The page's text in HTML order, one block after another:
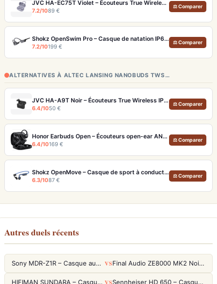
JVC HA-EC75T Violet – Écouteurs True Wireless Sport IP57 et 40h d'autonomie
7.2/1089 €
⚖ Comparer
Shokz OpenSwim Pro – Casque de natation IP68 avec MP3 32 Go et Bluetooth
7.2/10199 €
⚖ Comparer
ALTERNATIVES À ALTEC LANSING NANOBUDS TWS…
JVC HA-A9T Noir – Écouteurs True Wireless IPX5 et 30h d'autonomie
6.4/1050 €
⚖ Comparer
Honor Earbuds Open – Écouteurs open-ear ANC 24dB avec traduction IA temps réel
6.4/10169 €
⚖ Comparer
Shokz OpenMove – Casque de sport à conduction osseuse Bluetooth IP55
6.3/1087 €
⚖ Comparer
Autres duels récents
Sony MDR-Z1R – Casque audiophile fermé haute résolution VS Final Audio ZE8000 MK2 Noir – Écouteurs True Wireless audiophiles 8K Sound
HIFIMAN SUNDARA – Casque Planar Magnetic Ouvert Over-Ear Audiophile VS Sennheiser HD 650 – Casque audiophile ouvert pour l'écoute analytique